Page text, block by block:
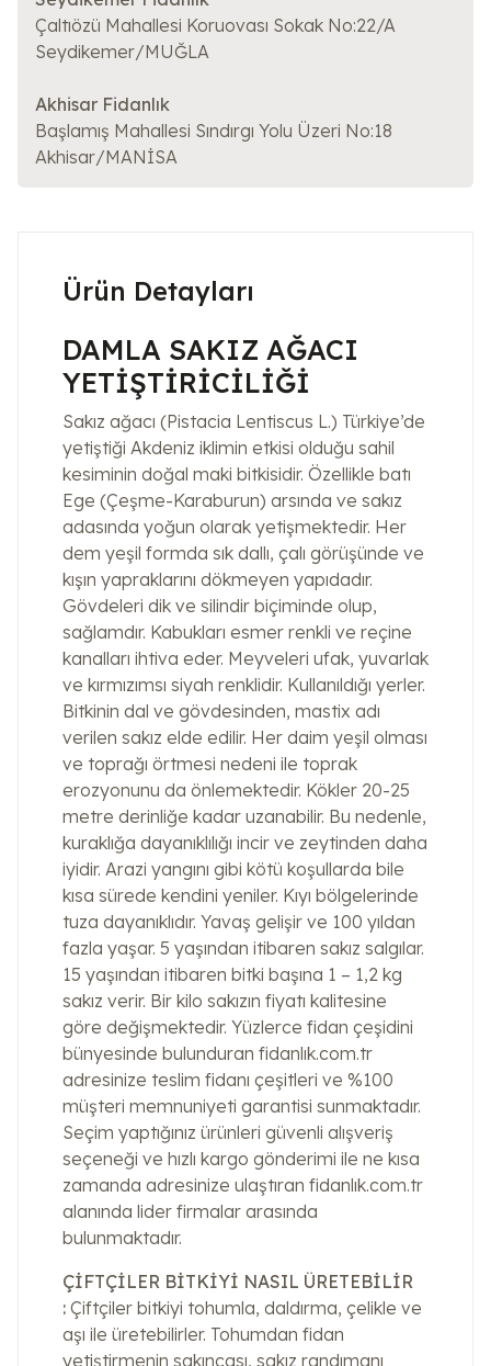
Çaltıözü Mahallesi Koruovası Sokak No:22/A
Seydikemer/MUĞLA
Akhisar Fidanlık
Başlamış Mahallesi Sındırgı Yolu Üzeri No:18
Akhisar/MANİSA
Ürün Detayları
DAMLA SAKIZ AĞACI
YETİŞTİRİCİLİĞİ
Sakız ağacı (Pistacia Lentiscus L.) Türkiye’de
yetiştiği Akdeniz iklimin etkisi olduğu sahil
kesiminin doğal maki bitkisidir. Özellikle batı
Ege (Çeşme-Karaburun) arsında ve sakız
adasında yoğun olarak yetişmektedir. Her
dem yeşil formda sık dallı, çalı görüşünde ve
kışın yapraklarını dökmeyen yapıdadır.
Gövdeleri dik ve silindir biçiminde olup,
sağlamdır. Kabukları esmer renkli ve reçine
kanalları ihtiva eder. Meyveleri ufak, yuvarlak
ve kırmızımsı siyah renklidir. Kullanıldığı yerler.
Bitkinin dal ve gövdesinden, mastix adı
verilen sakız elde edilir. Her daim yeşil olması
ve toprağı örtmesi nedeni ile toprak
erozyonunu da önlemektedir. Kökler 20-25
metre derinliğe kadar uzanabilir. Bu nedenle,
kuraklığa dayanıklılığı incir ve zeytinden daha
iyidir. Arazi yangını gibi kötü koşullarda bile
kısa sürede kendini yeniler. Kıyı bölgelerinde
tuza dayanıklıdır. Yavaş gelişir ve 100 yıldan
fazla yaşar. 5 yaşından itibaren sakız salgılar.
15 yaşından itibaren bitki başına 1 – 1,2 kg
sakız verir. Bir kilo sakızın fiyatı kalitesine
göre değişmektedir. Yüzlerce fidan çeşidini
bünyesinde bulunduran fidanlık.com.tr
adresinize teslim fidanı çeşitleri ve %100
müşteri memnuniyeti garantisi sunmaktadır.
Seçim yaptığınız ürünleri güvenli alışveriş
seçeneği ve hızlı kargo gönderimi ile ne kısa
zamanda adresinize ulaştıran fidanlık.com.tr
alanında lider firmalar arasında
bulunmaktadır.
ÇİFTÇİLER BİTKİYİ NASIL ÜRETEBİLİR
: Çiftçiler bitkiyi tohumla, daldırma, çelikle ve
aşı ile üretebilirler. Tohumdan fidan
yetiştirmenin sakıncası, sakız randımanı